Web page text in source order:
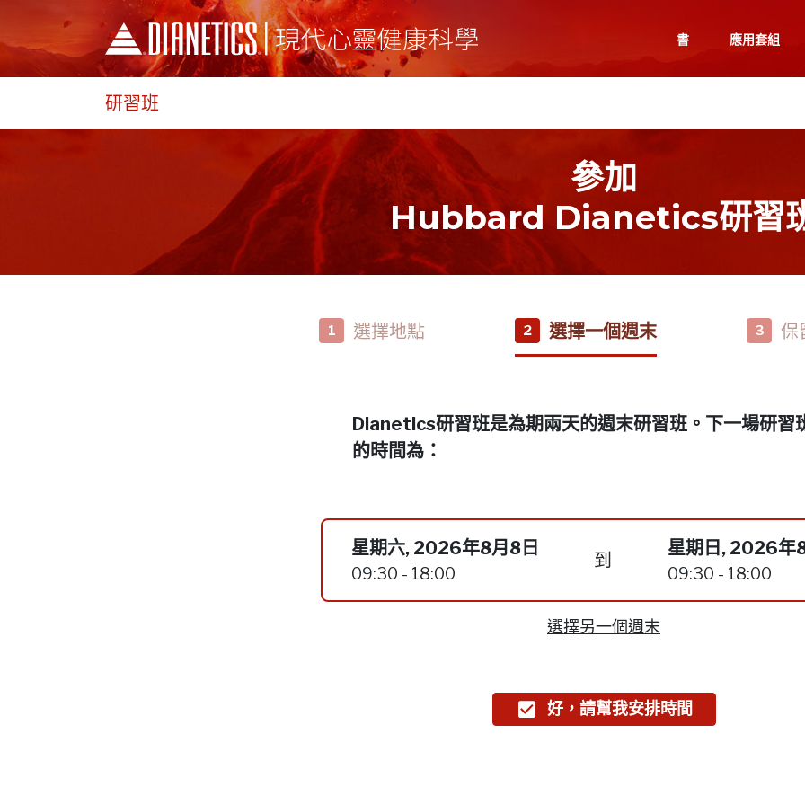
書 應用套組
研習班
參加
Hubbard Dianetics研習
1 選擇地點 2 選擇一個週末 3 保
Dianetics研習班是為期兩天的週末研習班。下一場研習
的時間為：
星期六, 2026年8月8日
09:30 - 18:00
到
星期日, 2026年
09:30 - 18:00
選擇另一個週末
好，請幫我安排時間